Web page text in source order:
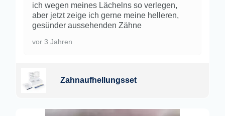
ich wegen meines Lächelns so verlegen,
aber jetzt zeige ich gerne meine helleren,
gesünder aussehenden Zähne
vor 3 Jahren
Zahnaufhellungsset